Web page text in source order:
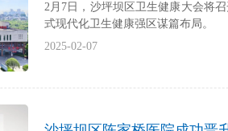
2月7日，沙坪坝区卫生健康大会将
式现代化卫生健康强区谋篇布局。
2025-02-07